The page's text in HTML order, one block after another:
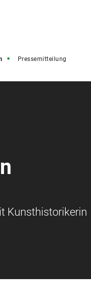
Pressemitteilung
Kunsthistorikerin